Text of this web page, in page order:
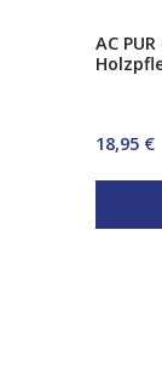
AC
18,95 €